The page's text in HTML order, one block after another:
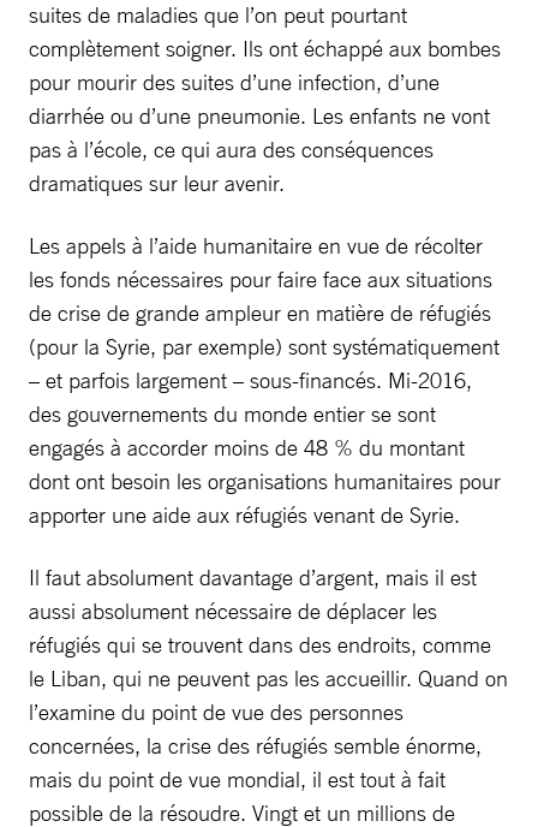
suites de maladies que l’on peut pourtant
complètement soigner. Ils ont échappé aux bombes
pour mourir des suites d’une infection, d’une
diarrhée ou d’une pneumonie. Les enfants ne vont
pas à l’école, ce qui aura des conséquences
dramatiques sur leur avenir.
Les appels à l’aide humanitaire en vue de récolter
les fonds nécessaires pour faire face aux situations
de crise de grande ampleur en matière de réfugiés
(pour la Syrie, par exemple) sont systématiquement
– et parfois largement – sous-financés. Mi-2016,
des gouvernements du monde entier se sont
engagés à accorder moins de 48 % du montant
dont ont besoin les organisations humanitaires pour
apporter une aide aux réfugiés venant de Syrie.
Il faut absolument davantage d’argent, mais il est
aussi absolument nécessaire de déplacer les
réfugiés qui se trouvent dans des endroits, comme
le Liban, qui ne peuvent pas les accueillir. Quand on
l’examine du point de vue des personnes
concernées, la crise des réfugiés semble énorme,
mais du point de vue mondial, il est tout à fait
possible de la résoudre. Vingt et un millions de